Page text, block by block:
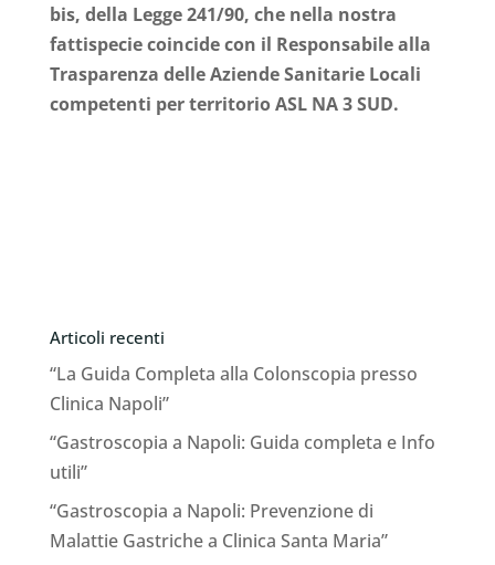
bis, della Legge 241/90, che nella nostra
fattispecie coincide con il Responsabile alla
Trasparenza delle Aziende Sanitarie Locali
competenti per territorio ASL NA 3 SUD.
Articoli recenti
“La Guida Completa alla Colonscopia presso
Clinica Napoli”
“Gastroscopia a Napoli: Guida completa e Info
utili”
“Gastroscopia a Napoli: Prevenzione di
Malattie Gastriche a Clinica Santa Maria”